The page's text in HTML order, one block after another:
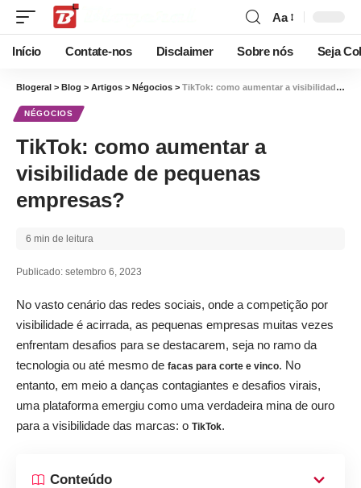
Aa
Início Contate-nos Disclaimer Sobre nós Seja
Blogeral > Blog > Artigos > Négocios > TikTok: como aumentar a visibilidade de pequenas empresas?
NÉGOCIOS
TikTok: como aumentar a
visibilidade de pequenas
empresas?
Publicado: setembro 6, 2023
6 min de leitura
No vasto cenário das redes sociais, onde a competição por
visibilidade é acirrada, as pequenas empresas muitas vezes
enfrentam desafios para se destacarem, seja no ramo da
tecnologia ou até mesmo de facas para corte e vinco. No
entanto, em meio a danças contagiantes e desafios virais,
uma plataforma emergiu como uma verdadeira mina de ouro
para a visibilidade das marcas: o TikTok.
Conteúdo